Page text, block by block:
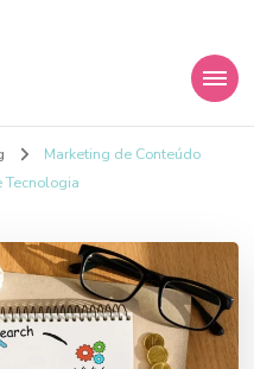
Marketing de Conteúdo
Tecnologia